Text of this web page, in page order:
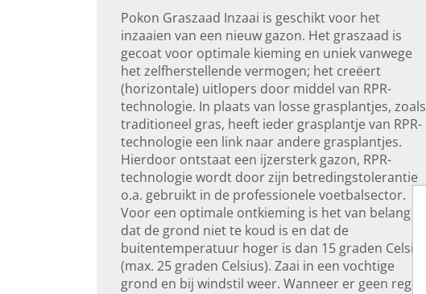
Pokon Graszaad Inzaai is geschikt voor het
inzaaien van een nieuw gazon. Het graszaad is
gecoat voor optimale kieming en uniek vanwege
het zelfherstellende vermogen; het creëert
(horizontale) uitlopers door middel van RPR-
technologie. In plaats van losse grasplantjes, zoals
traditioneel gras, heeft ieder grasplantje van RPR-
technologie een link naar andere grasplantjes.
Hierdoor ontstaat een ijzersterk gazon, RPR-
technologie wordt door zijn betredingstolerantie
o.a. gebruikt in de professionele voetbalsector.
Voor een optimale ontkieming is het van belang
dat de grond niet te koud is en dat de
buitentemperatuur hoger is dan 15 graden Celsius
(max. 25 graden Celsius). Zaai in een vochtige
grond en bij windstil weer. Wanneer er geen regen